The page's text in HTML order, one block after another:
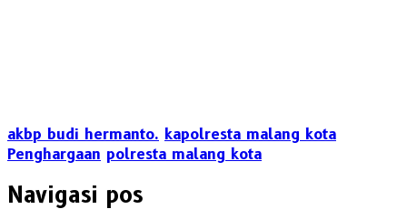
akbp budi hermanto. kapolresta malang kota
Penghargaan polresta malang kota
Navigasi pos